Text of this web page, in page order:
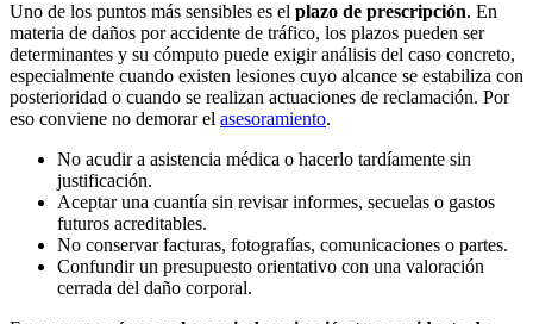
Uno de los puntos más sensibles es el plazo de prescripción. En
materia de daños por accidente de tráfico, los plazos pueden ser
determinantes y su cómputo puede exigir análisis del caso concreto,
especialmente cuando existen lesiones cuyo alcance se estabiliza con
posterioridad o cuando se realizan actuaciones de reclamación. Por
eso conviene no demorar el asesoramiento.
No acudir a asistencia médica o hacerlo tardíamente sin
justificación.
Aceptar una cuantía sin revisar informes, secuelas o gastos
futuros acreditables.
No conservar facturas, fotografías, comunicaciones o partes.
Confundir un presupuesto orientativo con una valoración
cerrada del daño corporal.